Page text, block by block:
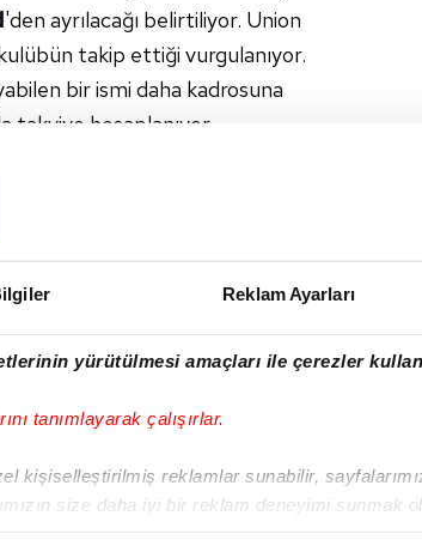
Reklam Ayarları
yürütülmesi amaçları ile çerezler
tanımlayarak çalışırlar.
kişiselleştirilmiş reklamlar sunabilir,
size daha iyi bir reklam deneyimi sunmak
'den ayrılacağı belirtiliyor. Union
takip ettiği vurgulanıyor.
bir ismi daha kadrosuna
takviye hesaplanıyor.
Sonraki Haber
Gosens!